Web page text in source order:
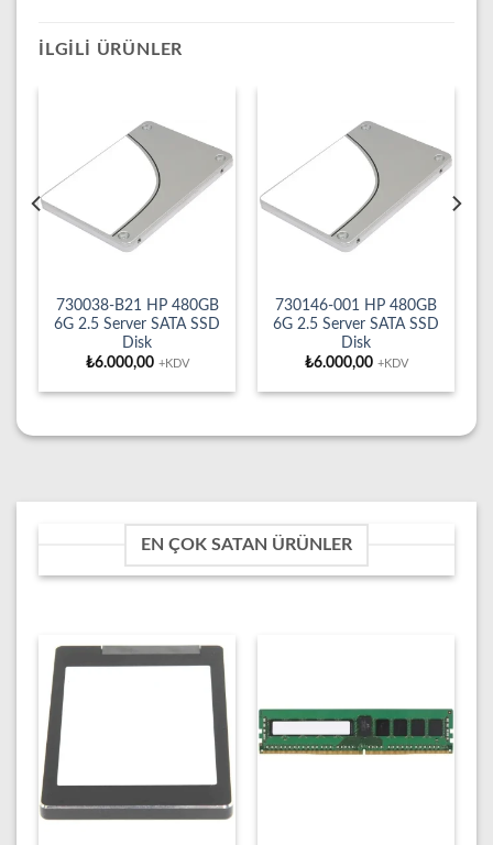
İLGILI ÜRÜNLER
730038-B21 HP 480GB
6G 2.5 Server SATA SSD
Disk
₺6.000,00 +KDV
730146-001 HP 480GB
6G 2.5 Server SATA SSD
Disk
₺6.000,00 +KDV
EN ÇOK SATAN ÜRÜNLER